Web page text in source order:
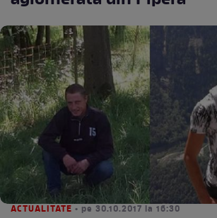
ACTUALITATE • pe 30.10.2017 la 16:30